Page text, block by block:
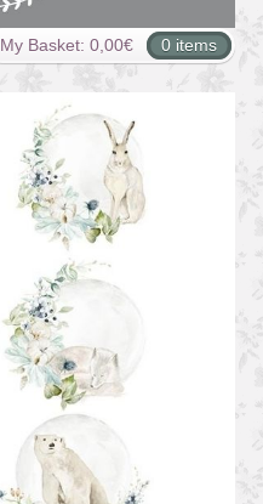
My Basket: 0,00€ 0 items